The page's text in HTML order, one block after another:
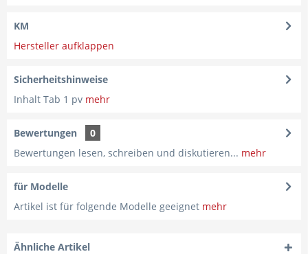
KM
Hersteller aufklappen
Sicherheitshinweise
Inhalt Tab 1 pv mehr
Bewertungen
0
Bewertungen lesen, schreiben und diskutieren... mehr
für Modelle
Artikel ist für folgende Modelle geeignet mehr
Ähnliche Artikel